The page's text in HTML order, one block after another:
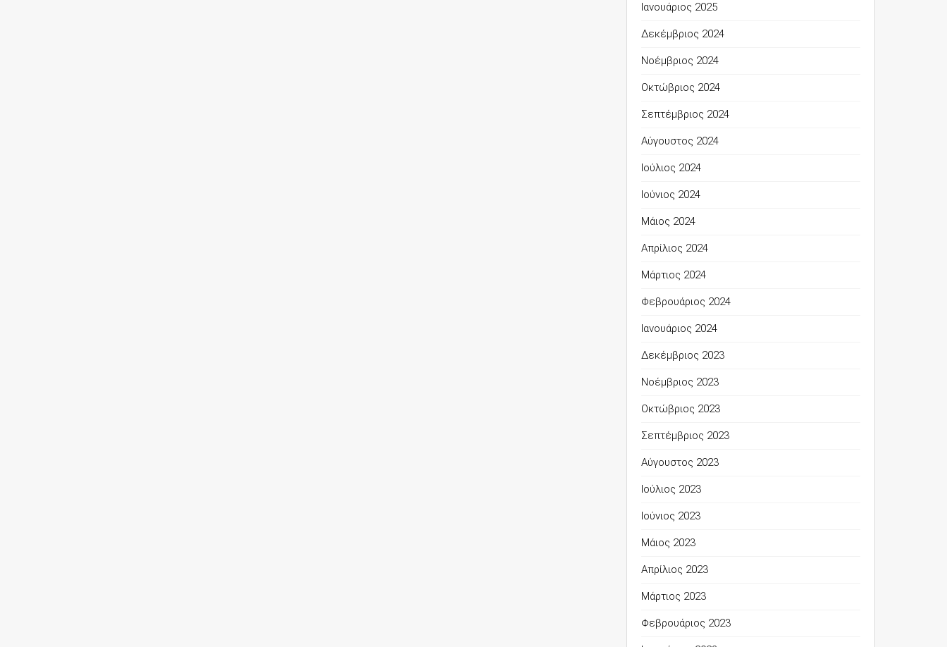
Ιανουάριος 2025
Δεκέμβριος 2024
Νοέμβριος 2024
Οκτώβριος 2024
Σεπτέμβριος 2024
Αύγουστος 2024
Ιούλιος 2024
Ιούνιος 2024
Μάιος 2024
Απρίλιος 2024
Μάρτιος 2024
Φεβρουάριος 2024
Ιανουάριος 2024
Δεκέμβριος 2023
Νοέμβριος 2023
Οκτώβριος 2023
Σεπτέμβριος 2023
Αύγουστος 2023
Ιούλιος 2023
Ιούνιος 2023
Μάιος 2023
Απρίλιος 2023
Μάρτιος 2023
Φεβρουάριος 2023